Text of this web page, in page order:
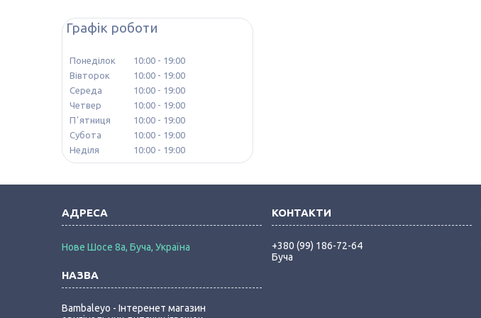
Графік роботи
Понеділок 10:00
19:00
Вівторок
10:00
19:00
Середа
10:00
19:00
Четвер
10:00
19:00
Пʼятниця
10:00
19:00
Субота
10:00
19:00
Неділя
10:00 19:00
Нове Шосе 8а, Буча, Україна
Bambaleyo - Інтеренет магазин
+380 (99) 186-72-64
Буча